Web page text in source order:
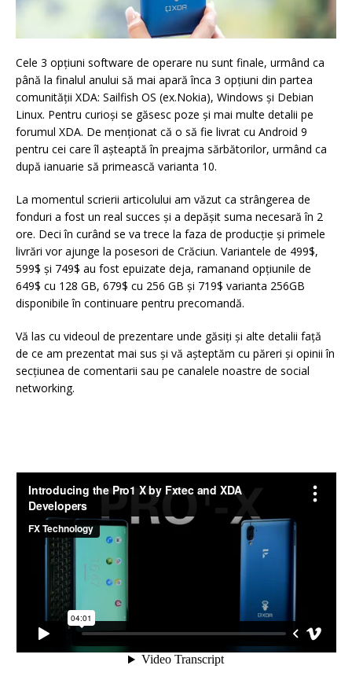
Cele 3 opțiuni software de operare nu sunt finale, urmând ca
până la finalul anului să mai apară înca 3 opțiuni din partea
comunității XDA: Sailfish OS (ex.Nokia), Windows și Debian
Linux. Pentru curioși se găsesc poze și mai multe detalii pe
forumul XDA. De menționat că o să fie livrat cu Android 9
pentru cei care îl așteaptă în preajma sărbătorilor, urmând ca
după ianuarie să primească varianta 10.
La momentul scrierii articolului am văzut ca strângerea de
fonduri a fost un real succes și a depășit suma necesară în 2
ore. Deci în curând se va trece la faza de producție și primele
livrări vor ajunge la posesori de Crăciun. Variantele de 499$,
599$ și 749$ au fost epuizate deja, ramanand opțiunile de
649$ cu 128 GB, 679$ cu 256 GB și 719$ varianta 256GB
disponibile în continuare pentru precomandă.
Vă las cu videoul de prezentare unde găsiți și alte detalii față
de ce am prezentat mai sus și vă așteptăm cu păreri și opinii în
secțiunea de comentarii sau pe canalele noastre de social
networking.